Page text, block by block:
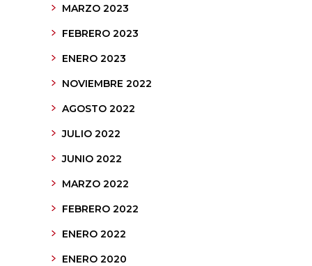
MARZO 2023
FEBRERO 2023
ENERO 2023
NOVIEMBRE 2022
AGOSTO 2022
JULIO 2022
JUNIO 2022
MARZO 2022
FEBRERO 2022
ENERO 2022
ENERO 2020